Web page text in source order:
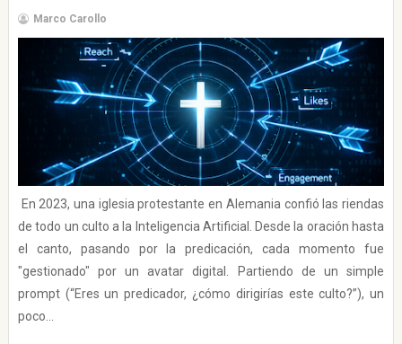
Marco Carollo
En 2023, una iglesia protestante en Alemania confió las riendas
de todo un culto a la Inteligencia Artificial. Desde la oración hasta
el canto, pasando por la predicación, cada momento fue
"gestionado" por un avatar digital. Partiendo de un simple
prompt (“Eres un predicador, ¿cómo dirigirías este culto?”), un
poco...